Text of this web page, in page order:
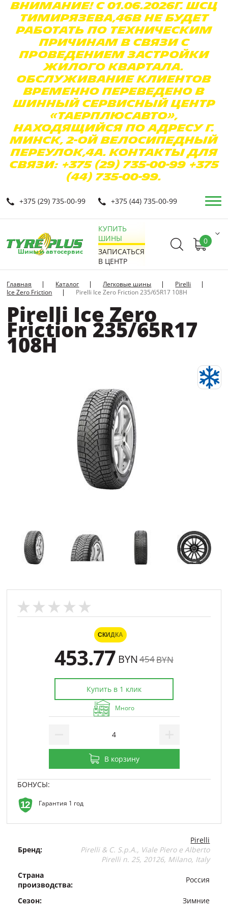
Внимание! С 01.06.2026г. ШСЦ
Тимирязева,46в не будет
работать по техническим
причинам в связи с
проведением застройки
жилого квартала.
Обслуживание клиентов
временно переведено в
Шинный Сервисный Центр
«ТаерПлюсАвто»,
находящийся по адресу г.
Минск, 2-ой Велосипедный
переулок,4а. Контакты для
связи: +375 (29) 735-00-99 +375
(44) 735-00-99.
+375 (29) 735-00-99 +375 (44) 735-00-99
Шины и автосервис
КУПИТЬ
ШИНЫ
ЗАПИСАТЬСЯ
В ЦЕНТР
0
Главная Каталог Легковые шины
Pirelli
Ice Zero Friction
Pirelli Ice Zero Friction 235/65R17 108H
Pirelli Ice Zero
Friction 235/65R17
108H
Бренд:
Pirelli
Pirelli & C. S.p.A., Viale Piero e Alberto
Pirelli n. 25, 20126, Milano, Italy
Страна
производства:
Россия
Сезон:
Зимние
СКИДКА
454BYN
453.77 BYN
Купить в 1 клик
Много
В корзину
БОНУСЫ:
Гарантия 1 год